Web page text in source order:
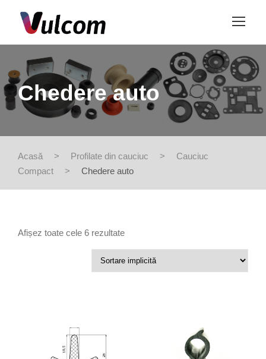
Chedere auto
Acasă > Profilate din cauciuc >
Cauciuc
Compact
> Chedere auto
Afișez toate cele 6 rezultate